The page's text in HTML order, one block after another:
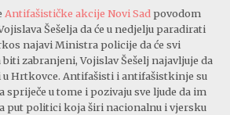
Antifašističke akcije Novi Sad povodom
Šešelja da će u nedjelju paradirati
najavi Ministra policije da će svi
zabranjeni, Vojislav Šešelj najavljuje da
u Hrtkovce. Antifašisti i antifašistkinje su
spriječe u tome i pozivaju sve ljude da im
put politici koja širi nacionalnu i vjersku